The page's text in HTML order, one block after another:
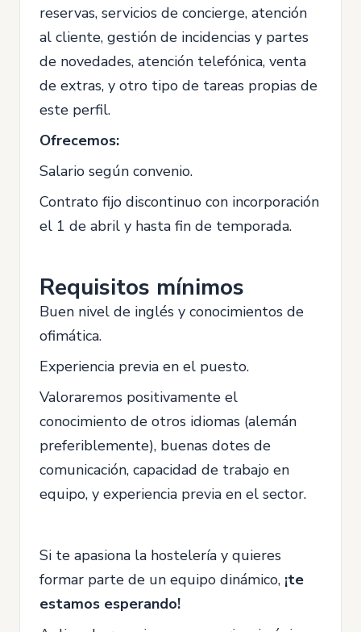
reservas, servicios de concierge, atención
al cliente, gestión de incidencias y partes
de novedades, atención telefónica, venta
de extras, y otro tipo de tareas propias de
este perfil.
Ofrecemos:
Salario según convenio.
Contrato fijo discontinuo con incorporación
el 1 de abril y hasta fin de temporada.
Requisitos mínimos
Buen nivel de inglés y conocimientos de
ofimática.
Experiencia previa en el puesto.
Valoraremos positivamente el
conocimiento de otros idiomas (alemán
preferiblemente), buenas dotes de
comunicación, capacidad de trabajo en
equipo, y experiencia previa en el sector.
Si te apasiona la hostelería y quieres
formar parte de un equipo dinámico, ¡te
estamos esperando!